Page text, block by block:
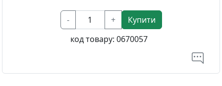
- +
Купити
код товару: 0670057